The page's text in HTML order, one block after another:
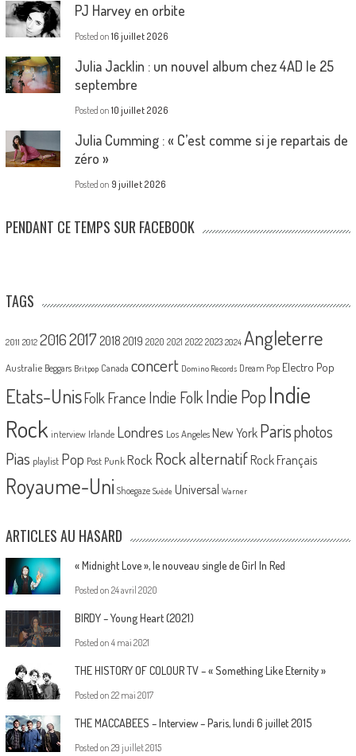
PJ Harvey en orbite
Posted on 16 juillet 2026
Julia Jacklin : un nouvel album chez 4AD le 25
septembre
Posted on 10 juillet 2026
Julia Cumming : « C’est comme si je repartais de
zéro »
Posted on 9 juillet 2026
PENDANT CE TEMPS SUR FACEBOOK
TAGS
2011 2012 20162017 2018 2019 2020 2021 2022 2023 2024 Angleterre
Australie Beggars Britpop Canada concert Domino Records Dream Pop Electro Pop
Etats-UnisFolk France Indie Folk Indie PopIndie
Rock interview Irlande Londres Los Angeles New York Parisphotos
Pias playlist Pop Post Punk Rock Rock alternatif Rock Français
Royaume-Uni Shoegaze Suède Universal Warner
ARTICLES AU HASARD
« Midnight Love », le nouveau single de Girl In Red
Posted on 24 avril 2020
BIRDY – Young Heart (2021)
Posted on 4 mai 2021
THE HISTORY OF COLOUR TV – « Something Like Eternity »
Posted on 22 mai 2017
THE MACCABEES – Interview – Paris, lundi 6 juillet 2015
Posted on 29 juillet 2015